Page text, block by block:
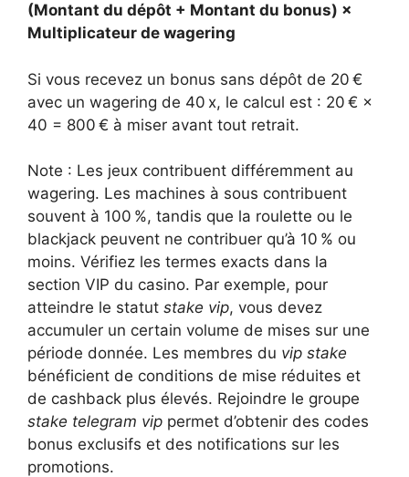
(Montant du dépôt + Montant du bonus) ×
Multiplicateur de wagering
Si vous recevez un bonus sans dépôt de 20 €
avec un wagering de 40 x, le calcul est : 20 € ×
40 = 800 € à miser avant tout retrait.
Note : Les jeux contribuent différemment au
wagering. Les machines à sous contribuent
souvent à 100 %, tandis que la roulette ou le
blackjack peuvent ne contribuer qu’à 10 % ou
moins. Vérifiez les termes exacts dans la
section VIP du casino. Par exemple, pour
atteindre le statut stake vip, vous devez
accumuler un certain volume de mises sur une
période donnée. Les membres du vip stake
bénéficient de conditions de mise réduites et
de cashback plus élevés. Rejoindre le groupe
stake telegram vip permet d’obtenir des codes
bonus exclusifs et des notifications sur les
promotions.